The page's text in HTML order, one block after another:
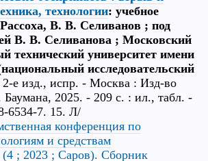
технологии: учебное
В. В. Селиванов ; под
В. В. Селиванова ; Московский
технический университет имени
исследовательский
2-е изд., испр. - Москва : Изд-во
2025. - 209 с. : ил., табл. -
6534-7. 15. Л/
конференция по
и средствам
; 2023 ; Саров). Сборник